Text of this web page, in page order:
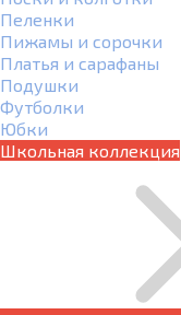
Пеленки
Пижамы и сорочки
Платья и сарафаны
Подушки
Футболки
Юбки
Школьная коллекция